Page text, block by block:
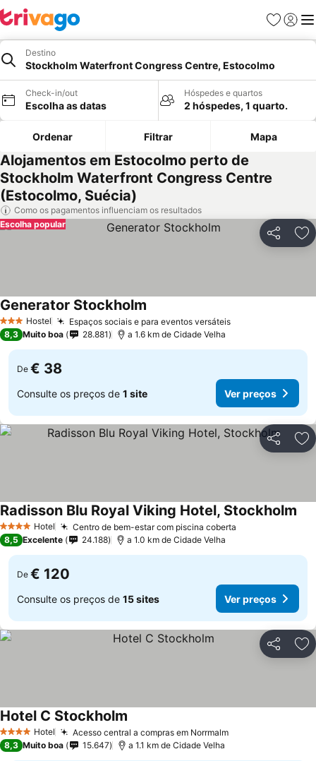
Favoritos
Iniciar
Destino
Stockholm Waterfront Congress Centre, Estocolmo
Check-in/out
Escolha as datas
Hóspedes e quartos
2 hóspedes, 1 quarto.
Ordenar Filtrar Mapa
Alojamentos em Estocolmo perto de
Stockholm Waterfront Congress Centre
(Estocolmo, Suécia)
Como os pagamentos influenciam os resultados
Partilhar
Escolha popular
3 EstrelasHostel Espaços sociais e para eventos versáteis
Generator Stockholm
8,3 Muito boa 28.881 a 1.6 km de Cidade Velha
De € 38
Consulte os preços de 1 site Ver preços
Partilhar
4 EstrelasHotel Centro de bem-estar com piscina coberta
Radisson Blu Royal Viking Hotel, Stockholm
8,5 Excelente 24.188 a 1.0 km de Cidade Velha
De € 120
Consulte os preços de 15 sites Ver preços
Partilhar
4 EstrelasHotel Acesso central a compras em Norrmalm
Hotel C Stockholm
8,3 Muito boa 15.647 a 1.1 km de Cidade Velha